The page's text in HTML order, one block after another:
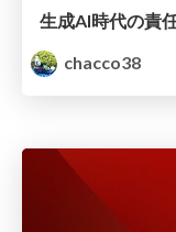
chacco38